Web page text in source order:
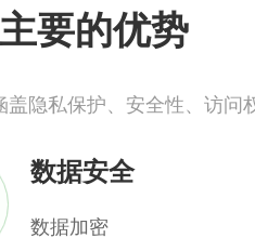
主要的优势
隐私保护、安全性、访问
数据安全
数据加密